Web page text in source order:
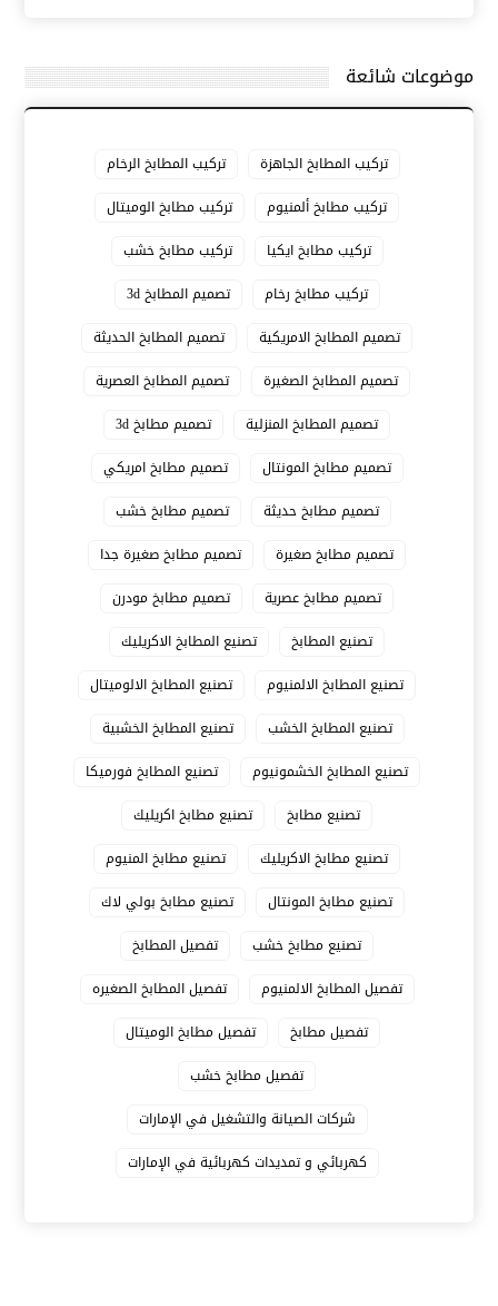
موضوعات شائعة
تركيب المطابخ الجاهزة
تركيب المطابخ الرخام
تركيب مطابخ ألمنيوم
تركيب مطابخ الوميتال
تركيب مطابخ ايكيا
تركيب مطابخ خشب
تركيب مطابخ رخام
تصميم المطابخ 3d
تصميم المطابخ الامريكية
تصميم المطابخ الحديثة
تصميم المطابخ الصغيرة
تصميم المطابخ العصرية
تصميم المطابخ المنزلية
تصميم مطابخ 3d
تصميم مطابخ المونتال
تصميم مطابخ امريكي
تصميم مطابخ حديثة
تصميم مطابخ خشب
تصميم مطابخ صغيرة
تصميم مطابخ صغيرة جدا
تصميم مطابخ عصرية
تصميم مطابخ مودرن
تصنيع المطابخ
تصنيع المطابخ الاكريليك
تصنيع المطابخ الالمنيوم
تصنيع المطابخ الالوميتال
تصنيع المطابخ الخشب
تصنيع المطابخ الخشبية
تصنيع المطابخ الخشمونيوم
تصنيع المطابخ فورميكا
تصنيع مطابخ
تصنيع مطابخ اكريليك
تصنيع مطابخ الاكريليك
تصنيع مطابخ المنيوم
تصنيع مطابخ المونتال
تصنيع مطابخ بولي لاك
تصنيع مطابخ خشب
تفصيل المطابخ
تفصيل المطابخ الالمنيوم
تفصيل المطابخ الصغيره
تفصيل مطابخ
تفصيل مطابخ الوميتال
تفصيل مطابخ خشب
شركات الصيانة والتشغيل في الإمارات
كهربائي و تمديدات كهربائية في الإمارات